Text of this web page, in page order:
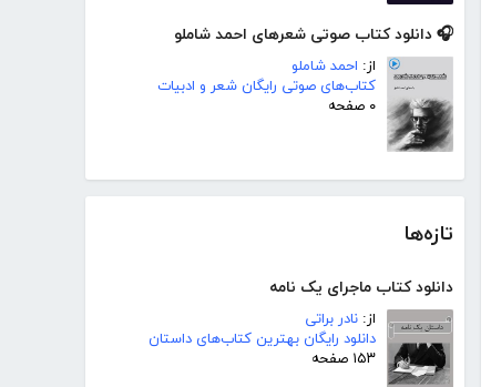
🎧 دانلود کتاب صوتی شعرهای احمد شاملو
از: احمد شاملو
کتاب‌های صوتی رایگان شعر و ادبیات
۰ صفحه
تازه‌ها
دانلود کتاب ماجرای یک نامه
از: نادر براتی
دانلود رایگان بهترین کتاب‌های داستان
۱۵۳ صفحه